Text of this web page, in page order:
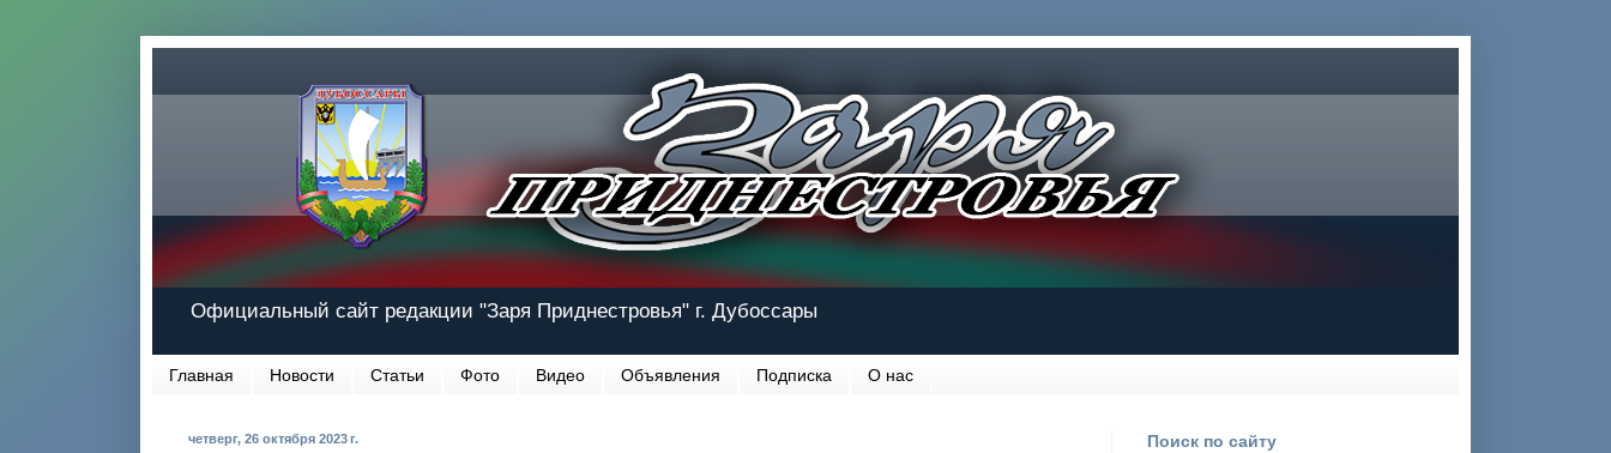
Официальный сайт редакции "Заря Приднестровья" г. Дубоссары
Главная Новости Статьи Фото Видео Объявления Подписка О нас
четверг, 26 октября 2023 г. Поиск по сайту